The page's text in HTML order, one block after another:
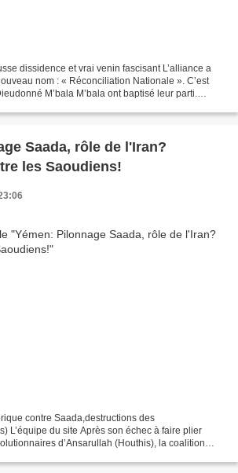
dissidence et vrai venin fascisant L’alliance a
nom : « Réconciliation Nationale ». C’est
M’bala M’bala ont baptisé leur parti.
Saada, rôle de l'Iran?
les Saoudiens!
contre Saada,destructions des
L’équipe du site Après son échec à faire plier
d’Ansarullah (Houthis), la coalition